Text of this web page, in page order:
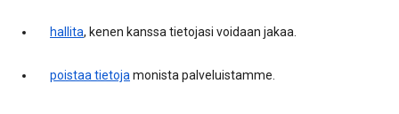
hallita, kenen kanssa tietojasi voidaan jakaa.
poistaa tietojamonista palveluistamme.